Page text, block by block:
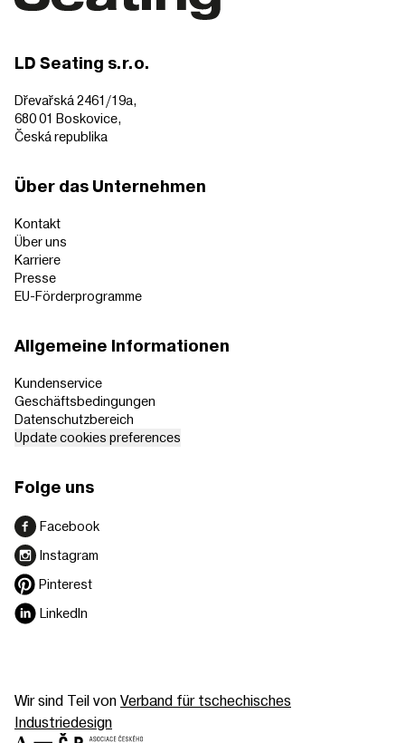
LD Seating s.r.o.
Dřevařská 2461/19a,
680 01 Boskovice,
Česká republika
Über das Unternehmen
Kontakt
Über uns
Karriere
Presse
EU-Förderprogramme
Allgemeine Informationen
Kundenservice
Geschäftsbedingungen
Datenschutzbereich
Update cookies preferences
Folge uns
Facebook
Instagram
Pinterest
LinkedIn
Wir sind Teil vonVerband für tschechisches
Industriedesign